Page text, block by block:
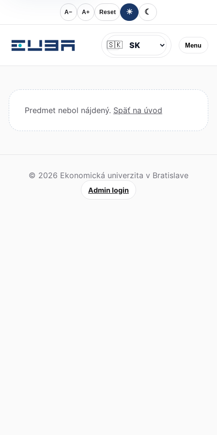
A− A+ Reset ☀ ☾
Menu
Jazyk
🇸🇰
Predmet nebol nájdený. Späť na úvod
© 2026 Ekonomická univerzita v Bratislave
Admin login